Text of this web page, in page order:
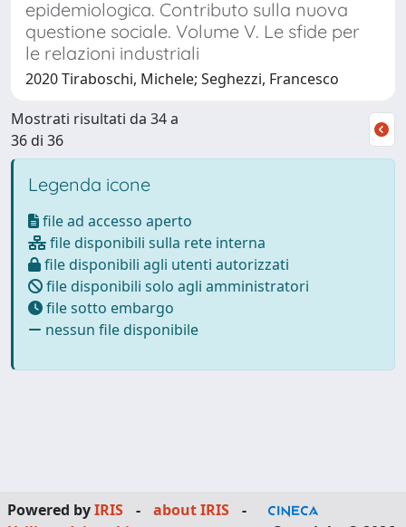
epidemiologica. Contributo sulla nuova
questione sociale. Volume V. Le sfide per
le relazioni industriali
2020 Tiraboschi, Michele; Seghezzi, Francesco
Mostrati risultati da 34 a
36 di 36
Legenda icone
file ad accesso aperto
file disponibili sulla rete interna
file disponibili agli utenti autorizzati
file disponibili solo agli amministratori
file sotto embargo
nessun file disponibile
Powered byIRIS - about IRIS
-